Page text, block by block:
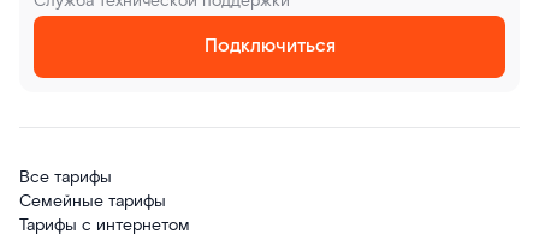
Подключиться
Все тарифы
Семейные тарифы
Тарифы с интернетом